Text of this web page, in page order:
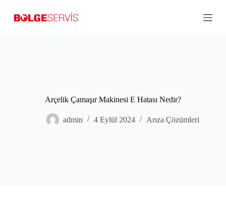
Arçelik Çamaşır Makinesi E Hatası Nedir?
admin 4 Eylül 2024 Arıza Çözümleri